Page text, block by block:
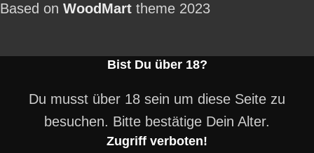
Based on WoodMart theme 2023
Bist Du über 18?
Du musst über 18 sein um diese Seite zu
besuchen. Bitte bestätige Dein Alter.
Zugriff verboten!